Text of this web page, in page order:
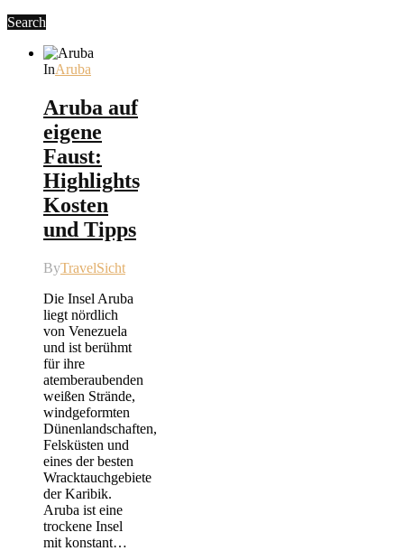
Search
InAruba
Aruba auf
eigene
Faust:
Highlights,
Kosten
und Tipps
ByTravelSicht
Die Insel Aruba
liegt nördlich
von Venezuela
und ist berühmt
für ihre
atemberaubenden
weißen Strände,
windgeformten
Dünenlandschaften,
Felsküsten und
eines der besten
Wracktauchgebiete
der Karibik.
Aruba ist eine
trockene Insel
mit konstant…